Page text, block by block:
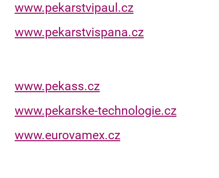
www.pekarstvipaul.cz
www.pekarstvispana.cz
www.pekass.cz
www.pekarske-technologie.cz
www.eurovamex.cz